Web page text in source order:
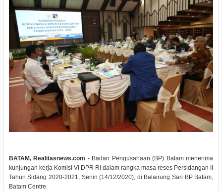
BATAM, Realitasnews.com - Badan Pengusahaan (BP) Batam menerima
kunjungan kerja Komisi VI DPR RI dalam rangka masa reses Persidangan II
Tahun Sidang 2020-2021, Senin (14/12/2020), di Balairung Sari BP Batam,
Batam Centre.